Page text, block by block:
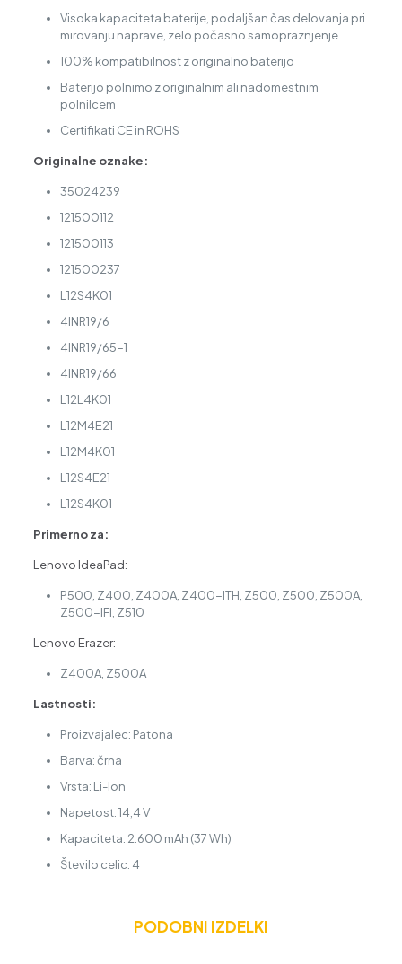
Visoka kapaciteta baterije, podaljšan čas delovanja pri
mirovanju naprave, zelo počasno samopraznjenje
100% kompatibilnost z originalno baterijo
Baterijo polnimo z originalnim ali nadomestnim
polnilcem
Certifikati CE in ROHS
Originalne oznake:
35024239
121500112
121500113
121500237
L12S4K01
4INR19/6
4INR19/65-1
4INR19/66
L12L4K01
L12M4E21
L12M4K01
L12S4E21
L12S4K01
Primerno za:
Lenovo IdeaPad:
P500, Z400, Z400A, Z400-ITH, Z500, Z500, Z500A,
Z500-IFI, Z510
Lenovo Erazer:
Z400A, Z500A
Lastnosti:
Proizvajalec: Patona
Barva: črna
Vrsta: Li-Ion
Napetost: 14,4 V
Kapaciteta: 2.600 mAh (37 Wh)
Število celic: 4
PODOBNI IZDELKI